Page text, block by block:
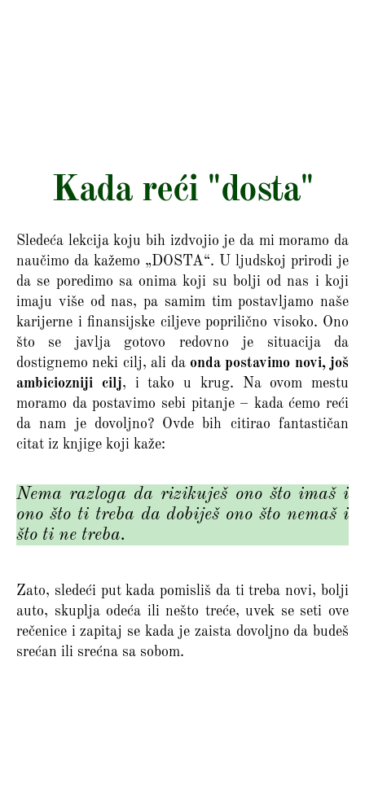
Kada reći "dosta"
Sledeća lekcija koju bih izdvojio je da mi moramo da
naučimo da kažemo „DOSTA“. U ljudskoj prirodi je
da se poredimo sa onima koji su bolji od nas i koji
imaju više od nas, pa samim tim postavljamo naše
karijerne i finansijske ciljeve poprilično visoko. Ono
što se javlja gotovo redovno je situacija da
dostignemo neki cilj, ali da onda postavimo novi, još
ambiciozniji cilj, i tako u krug. Na ovom mestu
moramo da postavimo sebi pitanje – kada ćemo reći
da nam je dovoljno? Ovde bih citirao fantastičan
citat iz knjige koji kaže:
Nema razloga da rizikuješ ono što imaš i
ono što ti treba da dobiješ ono što nemaš i
što ti ne treba.
Zato, sledeći put kada pomisliš da ti treba novi, bolji
auto, skuplja odeća ili nešto treće, uvek se seti ove
rečenice i zapitaj se kada je zaista dovoljno da budeš
srećan ili srećna sa sobom.